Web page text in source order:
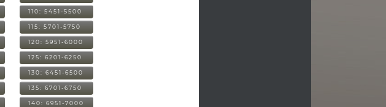
110: 5451-5500
115: 5701-5750
120: 5951-6000
125: 6201-6250
130: 6451-6500
135: 6701-6750
140: 6951-7000